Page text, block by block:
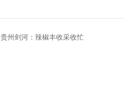
贵州剑河：辣椒丰收采收忙